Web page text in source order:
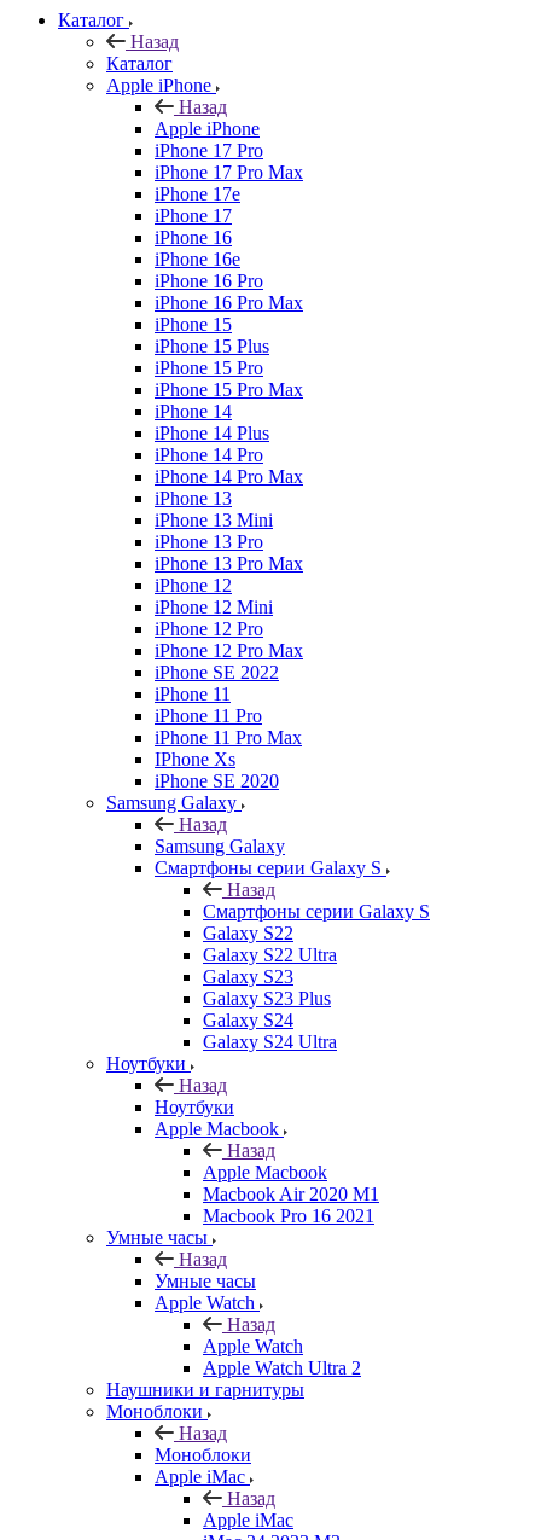
Каталог
Назад
Каталог
Apple iPhone
Назад
Apple iPhone
iPhone 17 Pro
iPhone 17 Pro Max
iPhone 17e
iPhone 17
iPhone 16
iPhone 16e
iPhone 16 Pro
iPhone 16 Pro Max
iPhone 15
iPhone 15 Plus
iPhone 15 Pro
iPhone 15 Pro Max
iPhone 14
iPhone 14 Plus
iPhone 14 Pro
iPhone 14 Pro Max
iPhone 13
iPhone 13 Mini
iPhone 13 Pro
iPhone 13 Pro Max
iPhone 12
iPhone 12 Mini
iPhone 12 Pro
iPhone 12 Pro Max
iPhone SE 2022
iPhone 11
iPhone 11 Pro
iPhone 11 Pro Max
IPhone Xs
iPhone SE 2020
Samsung Galaxy
Назад
Samsung Galaxy
Смартфоны серии Galaxy S
Назад
Смартфоны серии Galaxy S
Galaxy S22
Galaxy S22 Ultra
Galaxy S23
Galaxy S23 Plus
Galaxy S24
Galaxy S24 Ultra
Ноутбуки
Назад
Ноутбуки
Apple Macbook
Назад
Apple Macbook
Macbook Air 2020 M1
Macbook Pro 16 2021
Умные часы
Назад
Умные часы
Apple Watch
Назад
Apple Watch
Apple Watch Ultra 2
Наушники и гарнитуры
Моноблоки
Назад
Моноблоки
Apple iMac
Назад
Apple iMac